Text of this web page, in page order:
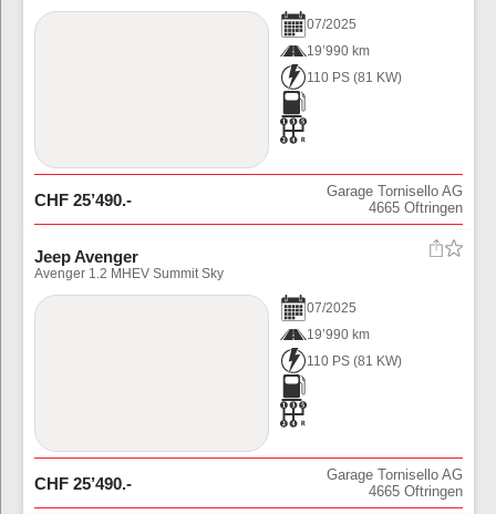
07/2025
19’990 km
110 PS (81 KW)
CHF 25’490.-
Garage Tornisello AG
4665 Oftringen
Jeep Avenger
Avenger 1.2 MHEV Summit Sky
07/2025
19’990 km
110 PS (81 KW)
CHF 25’490.-
Garage Tornisello AG
4665 Oftringen